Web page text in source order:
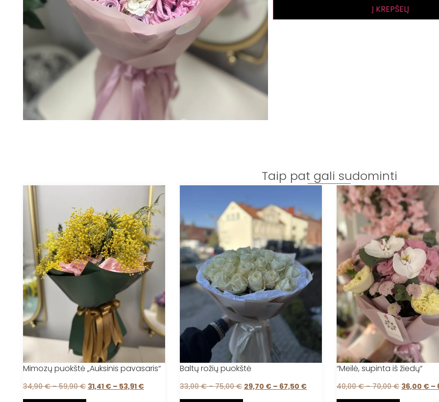
Į KREPŠELĮ
Taip pat gali sudominti
Mimozų puokštė „Auksinis pavasaris“
34,90€ – 59,90€ 31,41 € – 53,91 €
Baltų rožių puokštė
33,00€ – 75,00€ 29,70 € – 67,50 €
“Meilė, supinta iš žiedų“
40,00€ – 70,00€ 36,00 € –